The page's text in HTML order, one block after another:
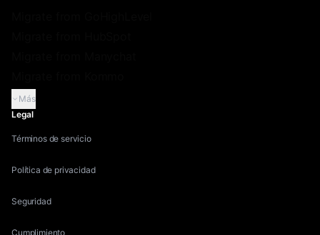
Más
Legal
Términos de servicio
Política de privacidad
Seguridad
Cumplimiento